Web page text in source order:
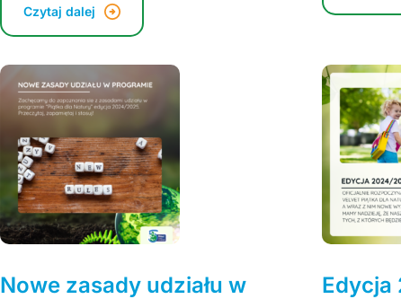
Czytaj dalej
Nowe zasady udziału w